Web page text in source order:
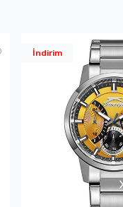
İndirim